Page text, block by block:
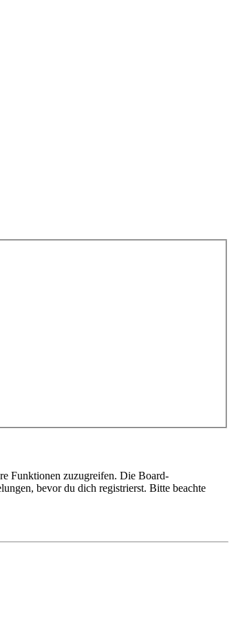
Funktionen zuzugreifen. Die Board-
bevor du dich registrierst. Bitte beachte